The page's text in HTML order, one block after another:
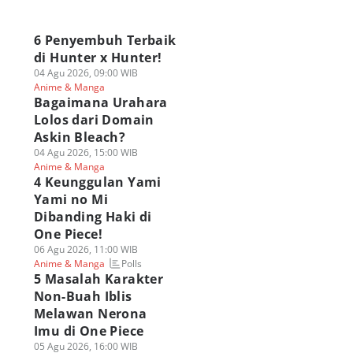
6 Penyembuh Terbaik
di Hunter x Hunter!
04 Agu 2026, 09:00 WIB
Anime & Manga
Bagaimana Urahara
Lolos dari Domain
Askin Bleach?
04 Agu 2026, 15:00 WIB
Anime & Manga
4 Keunggulan Yami
Yami no Mi
Dibanding Haki di
One Piece!
06 Agu 2026, 11:00 WIB
Anime & Manga
Polls
5 Masalah Karakter
Non-Buah Iblis
Melawan Nerona
Imu di One Piece
05 Agu 2026, 16:00 WIB